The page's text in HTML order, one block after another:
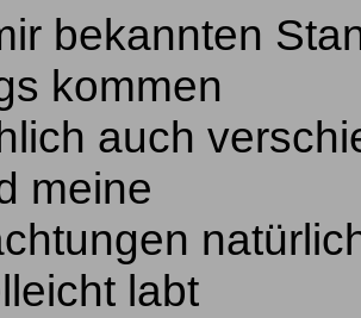
bekannten
kommen
auch
meine
labt